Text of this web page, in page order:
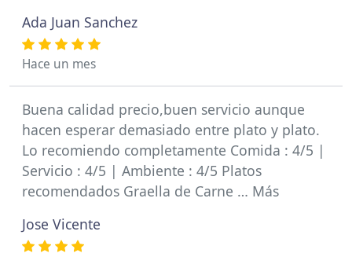
Ada Juan Sanchez
Hace un mes
Buena calidad precio,buen servicio aunque
hacen esperar demasiado entre plato y plato.
Lo recomiendo completamente Comida : 4/5 |
Servicio : 4/5 | Ambiente : 4/5 Platos
recomendados Graella de Carne … Más
Jose Vicente